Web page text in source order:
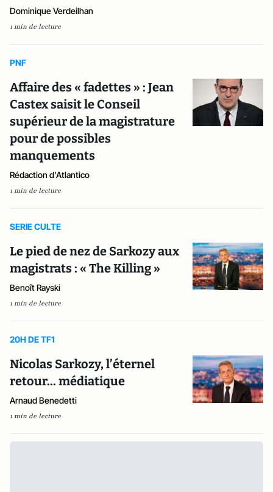
Dominique Verdeilhan
1 min de lecture
PNF
Affaire des « fadettes » : Jean
Castex saisit le Conseil
supérieur de la magistrature
pour de possibles
manquements
Rédaction d'Atlantico
1 min de lecture
SERIE CULTE
Le pied de nez de Sarkozy aux
magistrats : « The Killing »
Benoît Rayski
1 min de lecture
20H DE TF1
Nicolas Sarkozy, l’éternel
retour... médiatique
Arnaud Benedetti
1 min de lecture